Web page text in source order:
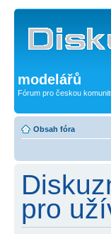
modelářů
Fórum pro českou
Obsah fóra
pro